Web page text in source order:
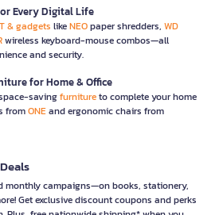
Every Digital Life
& gadgets likeNEOpaper shredders, WD
wireless keyboard-mouse combos—all
and security.
for Home & Office
savingfurnitureto complete your home
fromONEand ergonomic chairs from
monthly campaigns—on books, stationery,
Get exclusive discount coupons and perks